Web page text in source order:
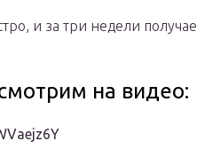
и за три недели
на видео: